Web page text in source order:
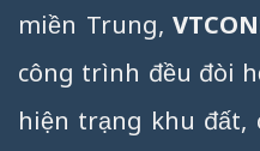
miền Trung,
công trình đều đòi
hiện trạng khu đất,